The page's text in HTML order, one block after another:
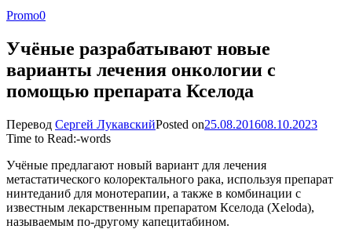
Promo0
Учёные разрабатывают новые
варианты лечения онкологии с
помощью препарата Кселода
Перевод Сергей ЛукавскийPosted on25.08.201608.10.2023
Time to Read:-words
Учёные предлагают новый вариант для лечения
метастатического колоректального рака, используя препарат
нинтеданиб для монотерапии, а также в комбинации с
известным лекарственным препаратом Кселода (Xeloda),
называемым по-другому капецитабином.